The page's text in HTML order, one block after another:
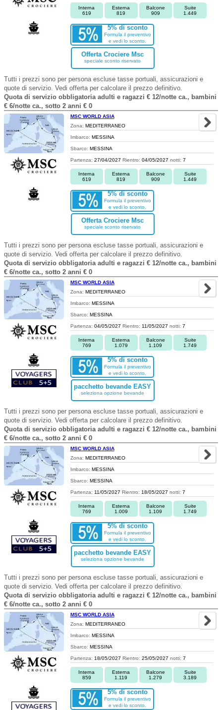
Interna
619
Esterna
819
Balcone
909
Suite
1.449
5% di sconto
Formula il preventivo
e vedi lo sconto.
Offerta Crociere Msc
speciale sconto riservato
Tutti i prezzi sono per persona escluse tasse portuali, assicurazioni e
quote di servizio. Vedi offerta per calcolare il prezzo definitivo.
Quota di servizio obbligatoria adulti e ragazzi € 12/notte ca., bambini
€ 6/notte ca., sotto 2 anni € 0
MSC WORLD ASIA
Zona: MEDITERRANEO
Imbarco: MESSINA
Sbarco: MESSINA
Partenza: 27/04/2027 Rientro: 04/05/2027 notti: 7
Interna
619
Esterna
819
Balcone
909
Suite
1.449
5% di sconto
Formula il preventivo
e vedi lo sconto.
Offerta Crociere Msc
speciale sconto riservato
Tutti i prezzi sono per persona escluse tasse portuali, assicurazioni e
quote di servizio. Vedi offerta per calcolare il prezzo definitivo.
Quota di servizio obbligatoria adulti e ragazzi € 12/notte ca., bambini
€ 6/notte ca., sotto 2 anni € 0
MSC WORLD ASIA
Zona: MEDITERRANEO
Imbarco: MESSINA
Sbarco: MESSINA
Partenza: 04/05/2027 Rientro: 11/05/2027 notti: 7
Interna
769
Esterna
1.079
Balcone
1.109
Suite
1.749
5% di sconto
Formula il preventivo
e vedi lo sconto.
pacchetto bevande EASY
seleziona opzione bevande
Tutti i prezzi sono per persona escluse tasse portuali, assicurazioni e
quote di servizio. Vedi offerta per calcolare il prezzo definitivo.
Quota di servizio obbligatoria adulti e ragazzi € 12/notte ca., bambini
€ 6/notte ca., sotto 2 anni € 0
MSC WORLD ASIA
Zona: MEDITERRANEO
Imbarco: MESSINA
Sbarco: MESSINA
Partenza: 11/05/2027 Rientro: 18/05/2027 notti: 7
Interna
769
Esterna
1.009
Balcone
1.109
Suite
1.749
5% di sconto
Formula il preventivo
e vedi lo sconto.
pacchetto bevande EASY
seleziona opzione bevande
Tutti i prezzi sono per persona escluse tasse portuali, assicurazioni e
quote di servizio. Vedi offerta per calcolare il prezzo definitivo.
Quota di servizio obbligatoria adulti e ragazzi € 12/notte ca., bambini
€ 6/notte ca., sotto 2 anni € 0
MSC WORLD ASIA
Zona: MEDITERRANEO
Imbarco: MESSINA
Sbarco: MESSINA
Partenza: 18/05/2027 Rientro: 25/05/2027 notti: 7
Interna
859
Esterna
1.119
Balcone
1.279
Suite
3.189
5% di sconto
Formula il preventivo
e vedi lo sconto.